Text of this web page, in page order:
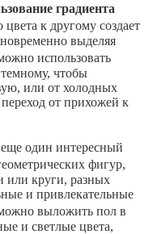
градиента
к другому создает
выделяя
использовать
темному, чтобы
или от холодных
от прихожей к
еще один интересный
фигур,
или круги, разных
и привлекательные
выложить пол в
и светлые цвета,